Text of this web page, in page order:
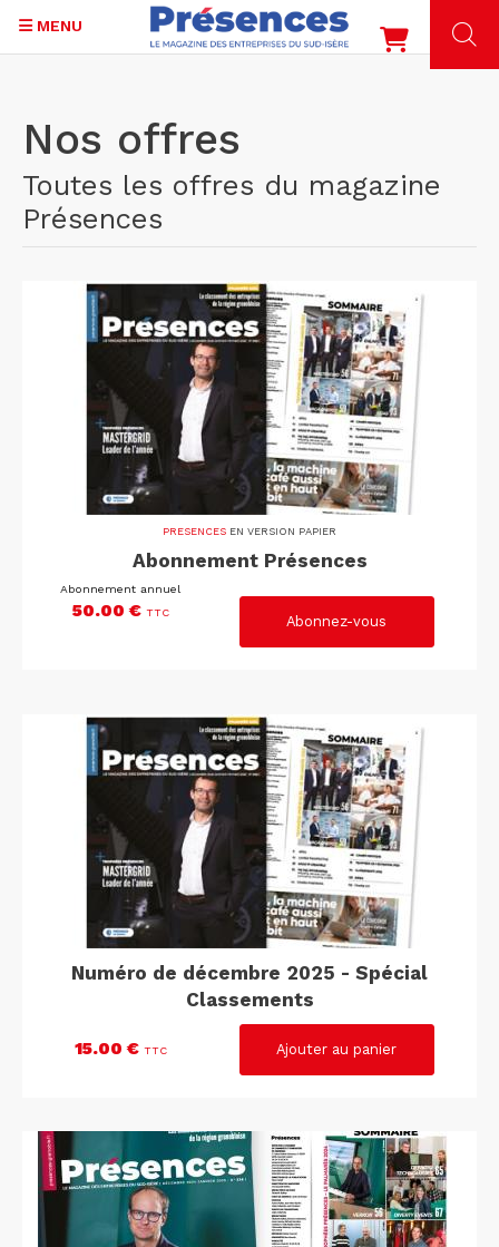
contenu
MENU
Nos offres
Toutes les offres du magazine
Présences
PRESENCES EN VERSION PAPIER
Abonnement Présences
Abonnement annuel
50.00 € TTC
Numéro de décembre 2025 - Spécial
Classements
15.00 € TTC